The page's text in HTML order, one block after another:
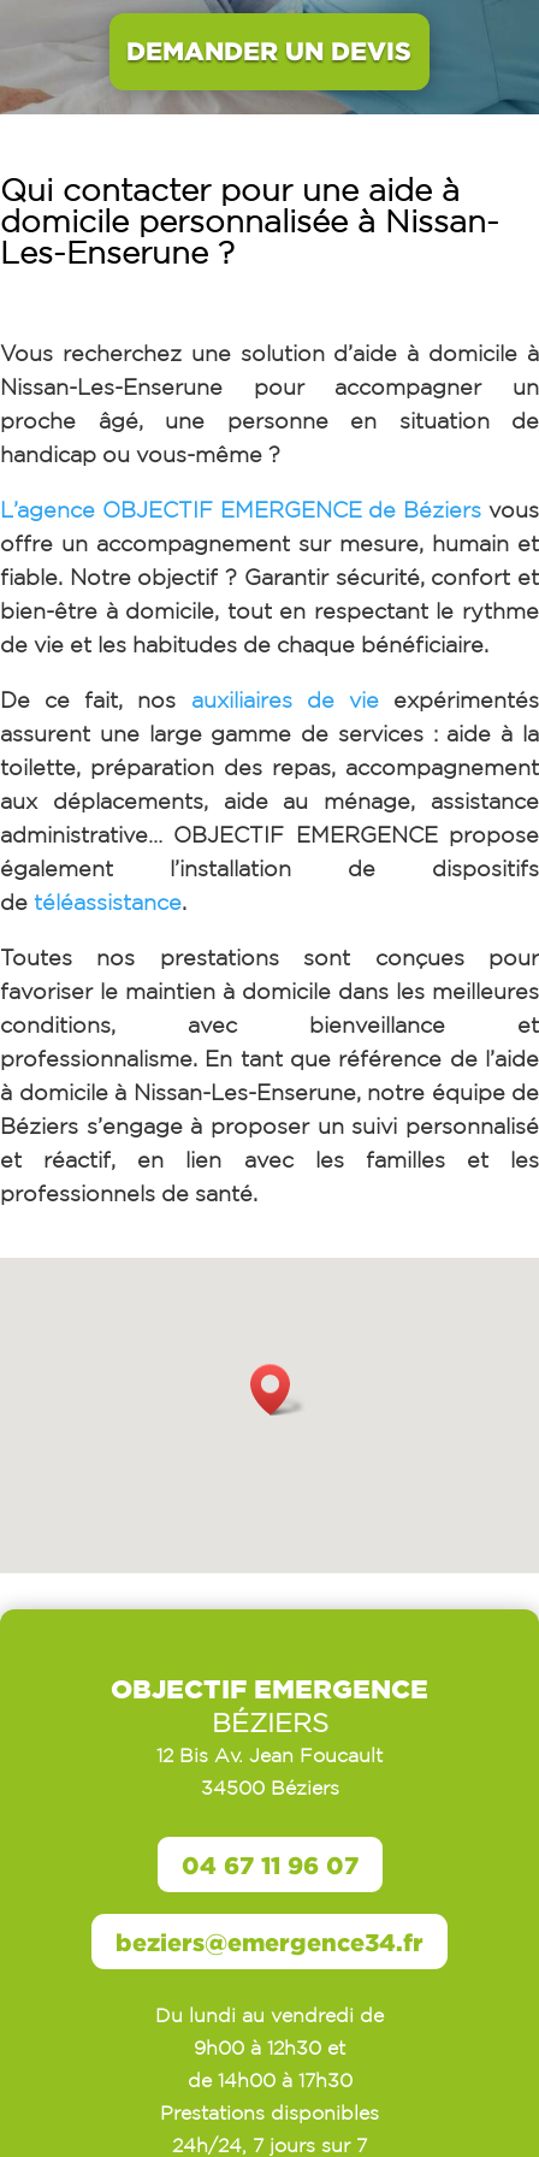
DEMANDER UN DEVIS
Qui contacter pour une aide à
domicile personnalisée à Nissan-
Les-Enserune ?
Vous recherchez une solution d’aide à domicile à
Nissan-Les-Enserune pour accompagner un
proche âgé, une personne en situation de
handicap ou vous-même ?
L’agence OBJECTIF EMERGENCE de Béziers vous
offre un accompagnement sur mesure, humain et
fiable. Notre objectif ? Garantir sécurité, confort et
bien-être à domicile, tout en respectant le rythme
de vie et les habitudes de chaque bénéficiaire.
De ce fait, nos auxiliaires de vieexpérimentés
assurent une large gamme de services : aide à la
toilette, préparation des repas, accompagnement
aux déplacements, aide au ménage, assistance
administrative… OBJECTIF EMERGENCE propose
également l’installation de dispositifs
de téléassistance.
Toutes nos prestations sont conçues pour
favoriser le maintien à domicile dans les meilleures
conditions, avec bienveillance et
professionnalisme. En tant que référence de l’aide
à domicile à Nissan-Les-Enserune, notre équipe de
Béziers s’engage à proposer un suivi personnalisé
et réactif, en lien avec les familles et les
professionnels de santé.
OBJECTIF EMERGENCE
BÉZIERS
12 Bis Av. Jean Foucault
34500 Béziers
Du lundi au vendredi de
9h00 à 12h30 et
de 14h00 à 17h30
Prestations disponibles
24h/24, 7 jours sur 7
beziers@emergence34.fr
04 67 11 96 07